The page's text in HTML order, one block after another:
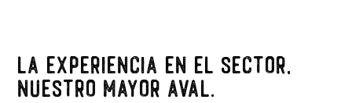
La experiencia en el sector,
nuestro mayor aval.